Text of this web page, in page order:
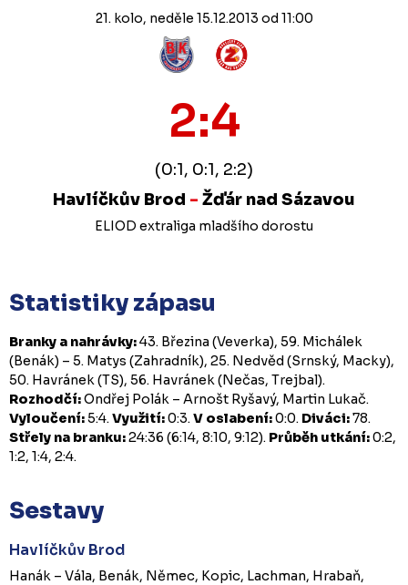
21. kolo, neděle 15.12.2013 od 11:00
2:4
(0:1, 0:1, 2:2)
Havlíčkův Brod - Žďár nad Sázavou
ELIOD extraliga mladšího dorostu
Statistiky zápasu
Branky a nahrávky:43. Březina (Veverka), 59. Michálek
(Benák) – 5. Matys (Zahradník), 25. Nedvěd (Srnský, Macky),
50. Havránek (TS), 56. Havránek (Nečas, Trejbal).
Rozhodčí:Ondřej Polák – Arnošt Ryšavý, Martin Lukač.
Vyloučení:5:4.Využití:0:3.V oslabení:0:0. Diváci:78.
Střely na branku:24:36 (6:14, 8:10, 9:12). Průběh utkání:0:2,
1:2, 1:4, 2:4.
Sestavy
Havlíčkův Brod
Hanák – Vála, Benák, Němec, Kopic, Lachman, Hrabaň,